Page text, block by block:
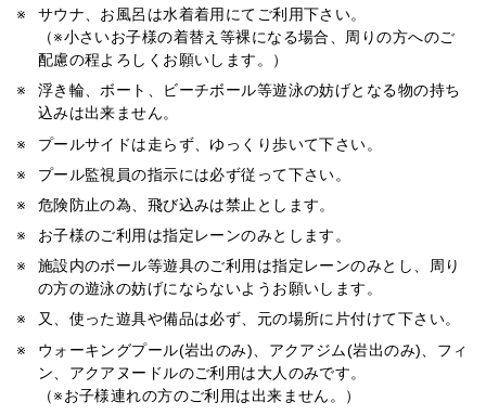
サウナ、お風呂は水着着用にてご利用下さい。
（※小さいお子様の着替え等裸になる場合、周りの方へのご
配慮の程よろしくお願いします。）
浮き輪、ボート、ビーチボール等遊泳の妨げとなる物の持ち
込みは出来ません。
プールサイドは走らず、ゆっくり歩いて下さい。
プール監視員の指示には必ず従って下さい。
危険防止の為、飛び込みは禁止とします。
お子様のご利用は指定レーンのみとします。
施設内のボール等遊具のご利用は指定レーンのみとし、周り
の方の遊泳の妨げにならないようお願いします。
又、使った遊具や備品は必ず、元の場所に片付けて下さい。
ウォーキングプール(岩出のみ)、アクアジム(岩出のみ)、フィ
ン、アクアヌードルのご利用は大人のみです。
（※お子様連れの方のご利用は出来ません。）